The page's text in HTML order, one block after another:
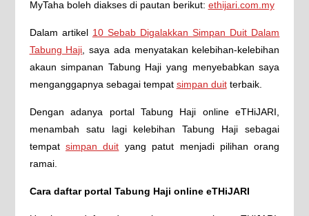
MyTaha boleh diakses di pautan berikut: ethijari.com.my
Dalam artikel 10 Sebab Digalakkan Simpan Duit Dalam
Tabung Haji , saya ada menyatakan kelebihan-kelebihan
akaun simpanan Tabung Haji yang menyebabkan saya
menganggapnya sebagai tempat simpan duitterbaik.
Dengan adanya portal Tabung Haji online eTHiJARI,
menambah satu lagi kelebihan Tabung Haji sebagai
tempat simpan duit yang patut menjadi pilihan orang
ramai.
Cara daftar portal Tabung Haji online eTHiJARI